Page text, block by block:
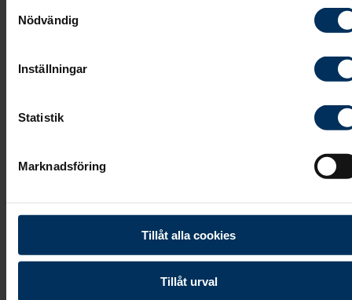
Nödvändig
Inställningar
Statistik
Marknadsföring
Tillåt alla cookies
Tillåt urval
Vita Arkivet finns digitalt och i pappersform.
Om du önskar fylla i Vita Arkivet är det enklast
kontakta din närmaste Fonusbyrå
, så kan vi
Vanligaste frågorna om vita arkivet: